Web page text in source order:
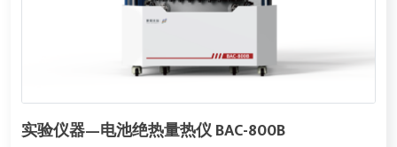
实验仪器—电池绝热量热仪 BAC-800B